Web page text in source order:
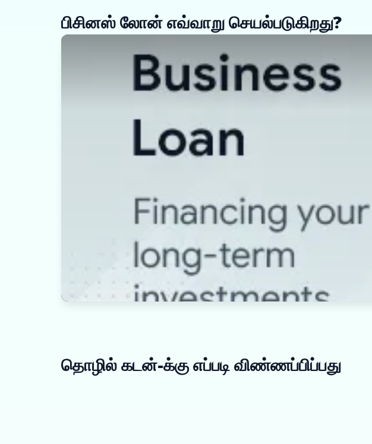
பிசினஸ் லோன் எவ்வாறு செயல்படுகிறது?
தொழில் கடன்-க்கு எப்படி விண்ணப்பிப்பது